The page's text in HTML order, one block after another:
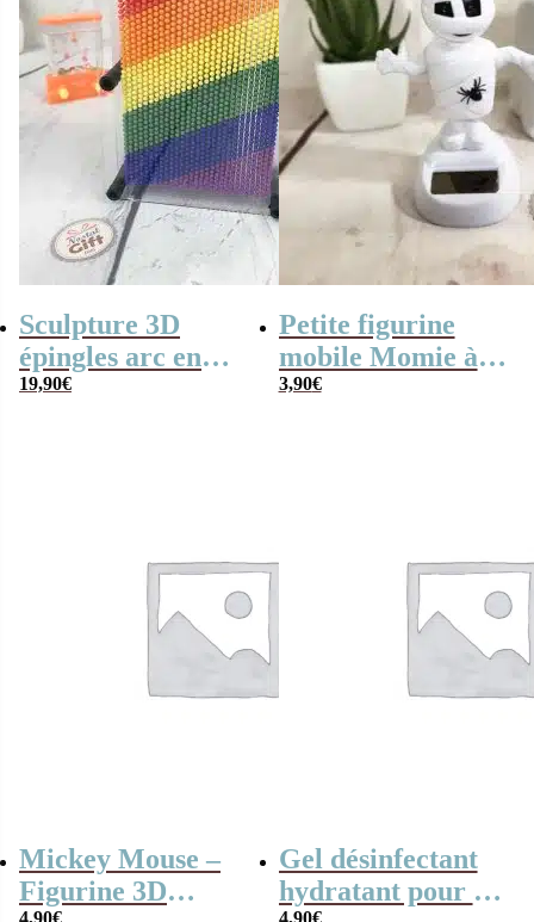
Sculpture 3D
épingles arc en
ciel
19,90€
Petite figurine
mobile Momie à
énergie solaire
3,90€
Mickey Mouse –
Figurine 3D
4,90€
Gel désinfectant
hydratant pour les
4,90€